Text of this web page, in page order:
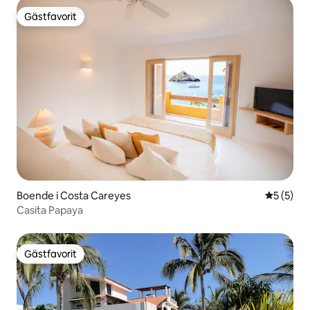
Gästfavorit
Gästfavorit
Boende i Costa Careyes 5 av 5 i
5 (5)
Casita Papaya
Gästfavorit
Gästfavorit